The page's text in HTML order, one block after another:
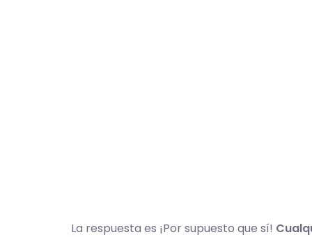
La respuesta es ¡Por supuesto que sí!